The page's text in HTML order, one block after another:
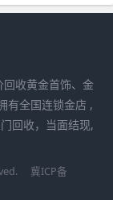
收黄金首饰、金
有全国连锁金店 ,
回收，当面结现,
冀ICP备